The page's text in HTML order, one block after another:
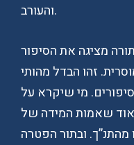
והעורב.
מציגה את הסיפור
זהו הבדל מהותי
מי שיקרא על
שאמות המידה של
מהתנ”ך. ובתור הפטרה